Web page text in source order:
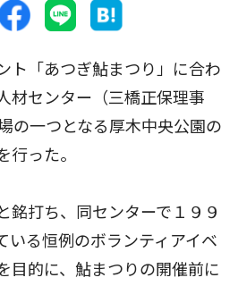
ト「あつぎ鮎まつり」に合わ
材センター（三橋正保理事
の一つとなる厚木中央公園の
行った。
打ち、同センターで１９９
いる恒例のボランティアイベ
目的に、鮎まつりの開催前に